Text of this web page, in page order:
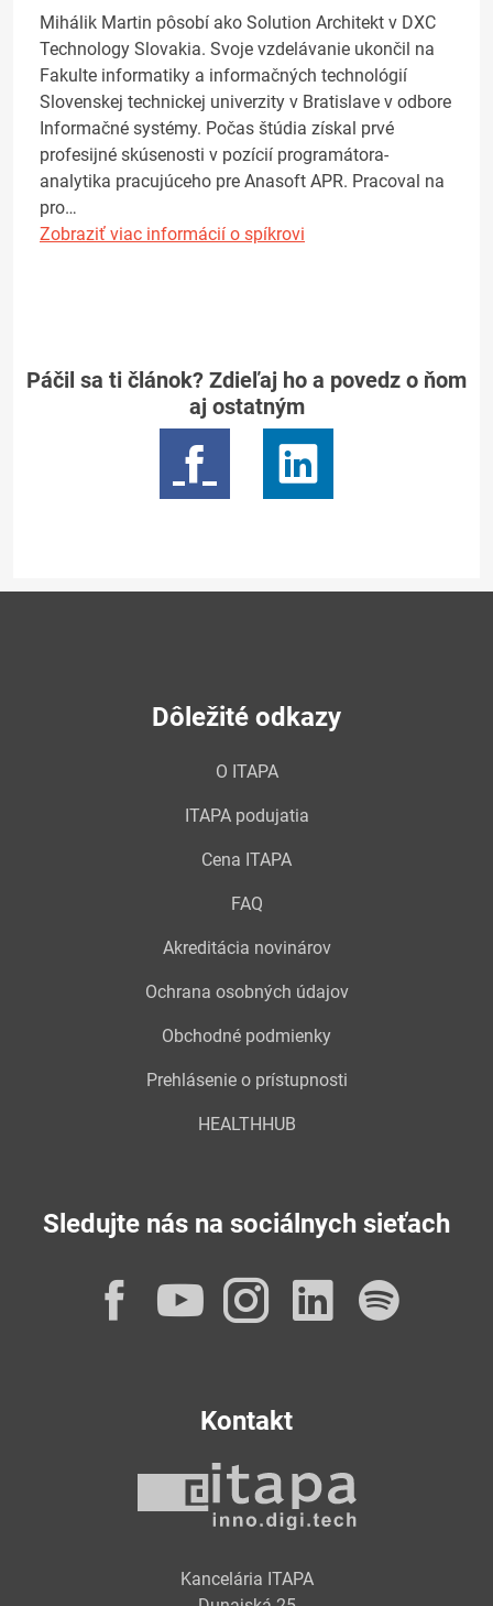
Mihálik Martin pôsobí ako Solution Architekt v DXC
Technology Slovakia. Svoje vzdelávanie ukončil na
Fakulte informatiky a informačných technológií
Slovenskej technickej univerzity v Bratislave v odbore
Informačné systémy. Počas štúdia získal prvé
profesijné skúsenosti v pozícií programátora-
analytika pracujúceho pre Anasoft APR. Pracoval na
pro…
Zobraziť viac informácií o spíkrovi
Páčil sa ti článok? Zdieľaj ho a povedz o ňom
aj ostatným
Dôležité odkazy
O ITAPA
ITAPA podujatia
Cena ITAPA
FAQ
Akreditácia novinárov
Ochrana osobných údajov
Obchodné podmienky
Prehlásenie o prístupnosti
HEALTHHUB
Sledujte nás na sociálnych sieťach
Facebook
YouTube
Instagram
Kontakt
Kancelária ITAPA